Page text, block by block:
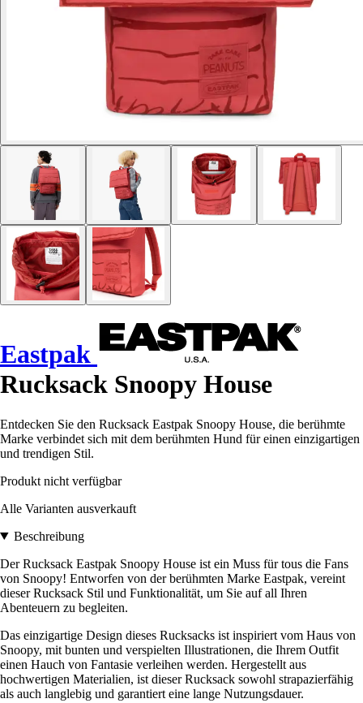
Eastpak
Rucksack Snoopy House
Entdecken Sie den Rucksack Eastpak Snoopy House, die berühmte
Marke verbindet sich mit dem berühmten Hund für einen einzigartigen
und trendigen Stil.
Produkt nicht verfügbar
Alle Varianten ausverkauft
Beschreibung
Der Rucksack Eastpak Snoopy House ist ein Muss für tous die Fans
von Snoopy! Entworfen von der berühmten Marke Eastpak, vereint
dieser Rucksack Stil und Funktionalität, um Sie auf all Ihren
Abenteuern zu begleiten.
Das einzigartige Design dieses Rucksacks ist inspiriert vom Haus von
Snoopy, mit bunten und verspielten Illustrationen, die Ihrem Outfit
einen Hauch von Fantasie verleihen werden. Hergestellt aus
hochwertigen Materialien, ist dieser Rucksack sowohl strapazierfähig
als auch langlebig und garantiert eine lange Nutzungsdauer.